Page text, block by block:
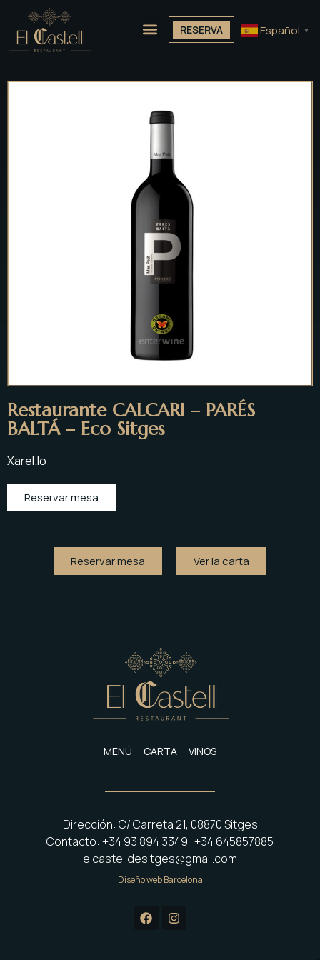
RESERVA Español ▼
Restaurante CALCARI – PARÉS
BALTÁ – Eco Sitges
Xarel.lo
Reservar mesa
Reservar mesa Ver la carta
MENÚ CARTA VINOS
Dirección: C/ Carreta 21, 08870 Sitges
Contacto: +34 93 894 3349 | +34 645857885
elcastelldesitges@gmail.com
Diseño web Barcelona